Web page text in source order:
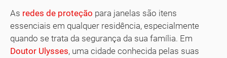
As redes de proteção para janelas são itens
essenciais em qualquer residência, especialmente
quando se trata da segurança da sua família. Em
Doutor Ulysses, uma cidade conhecida pelas suas